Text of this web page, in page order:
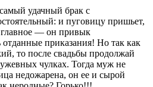
удачный брак с
и пуговицу пришьет,
главное — он привык
отданные приказания! Но так как
то после свадьбы продолжай
чулках. Тогда муж не
недожарена, он ее и сырой